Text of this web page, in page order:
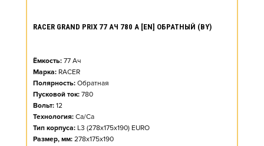
RACER GRAND PRIX 77 АЧ 780 А [EN] ОБРАТНЫЙ (BY)
Ёмкость: 77 Ач
Марка: RACER
Полярность: Обратная
Пусковой ток: 780
Вольт: 12
Технология: Ca/Ca
Тип корпуса: L3 (278x175x190) EURO
Размер, мм: 278x175x190